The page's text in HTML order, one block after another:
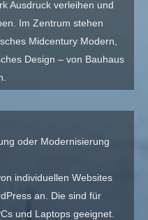
Ausdruck verleihen und
Im Zentrum stehen
Midcentury Modern,
Design – von Bauhaus
oder Modernisierung
individuellen Websites
an. Die sind für
und Laptops geeignet.